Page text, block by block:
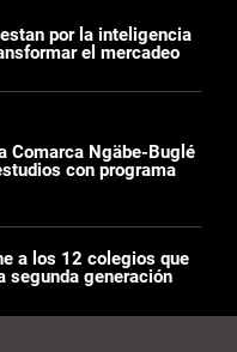
por la inteligencia
el mercadeo
Comarca Ngäbe-Buglé
con programa
a los 12 colegios que
segunda generación